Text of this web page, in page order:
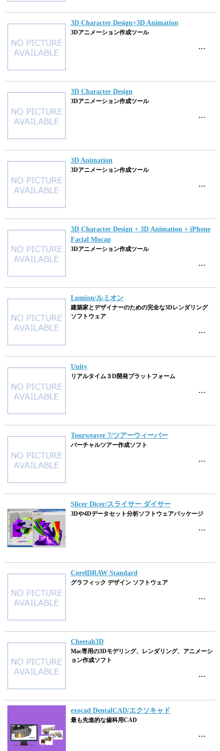
3D Character Design+3D Animation
3Dアニメーション作成ツール
…
3D Character Design
3Dアニメーション作成ツール
…
3D Animation
3Dアニメーション作成ツール
…
3D Character Design + 3D Animation + iPhone
Facial Mocap
3Dアニメーション作成ツール
…
Lumion/ルミオン
建築家とデザイナーのための完全な3Dレンダリング
ソフトウェア
…
Unity
リアルタイム３D開発プラットフォーム
…
Tourweaver 7/ツアーウィーバー
バーチャルツアー作成ソフト
…
Slicer Dicer/スライサー ダイサー
3Dや4Dデータセット分析ソフトウェアパッケージ
…
CorelDRAW Standard
グラフィック デザイン ソフトウェア
…
Cheetah3D
Mac専用の3Dモデリング、レンダリング、アニメーシ
ョン作成ソフト
…
exocad DentalCAD/エクソキャド
最も先進的な歯科用CAD
…